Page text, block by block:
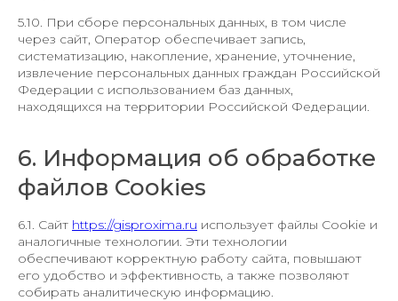
5.10. При сборе персональных данных, в том числе
через сайт, Оператор обеспечивает запись,
систематизацию, накопление, хранение, уточнение,
извлечение персональных данных граждан Российской
Федерации с использованием баз данных,
находящихся на территории Российской Федерации.
6. Информация об обработке
файлов Cookies
6.1. Сайт https://gisproxima.ru использует файлы Cookie и
аналогичные технологии. Эти технологии
обеспечивают корректную работу сайта, повышают
его удобство и эффективность, а также позволяют
собирать аналитическую информацию.